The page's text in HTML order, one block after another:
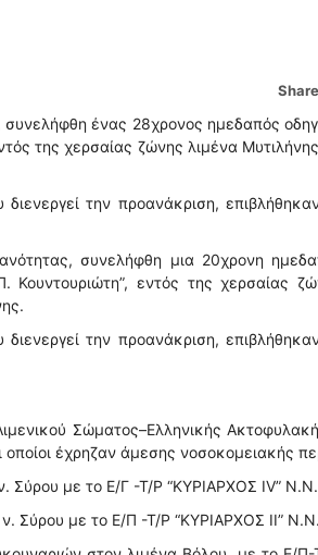
συνελήφθη ένας 28χρονος ημεδαπός
της χερσαίας ζώνης λιμένα
την προανάκριση,
συνελήφθη μια 20χρονη
εντός της χερσαίας
την προανάκριση,
Σώματος–Ελληνικής
έχρηζαν άμεσης νοσοκομειακής
Σύρου με το Ε/Γ -Τ/Ρ “ΚΥΡΙΑΡΧΟΣ ΙV”
Σύρου με το Ε/Π -Τ/Ρ “ΚΥΡΙΑΡΧΟΣ ΙΙ”